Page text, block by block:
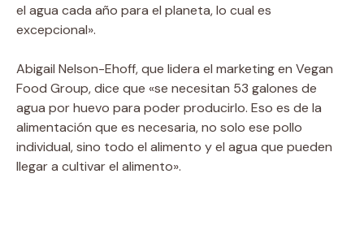
el agua cada año para el planeta, lo cual es
excepcional».
Abigail Nelson-Ehoff, que lidera el marketing en Vegan
Food Group, dice que «se necesitan 53 galones de
agua por huevo para poder producirlo. Eso es de la
alimentación que es necesaria, no solo ese pollo
individual, sino todo el alimento y el agua que pueden
llegar a cultivar el alimento».